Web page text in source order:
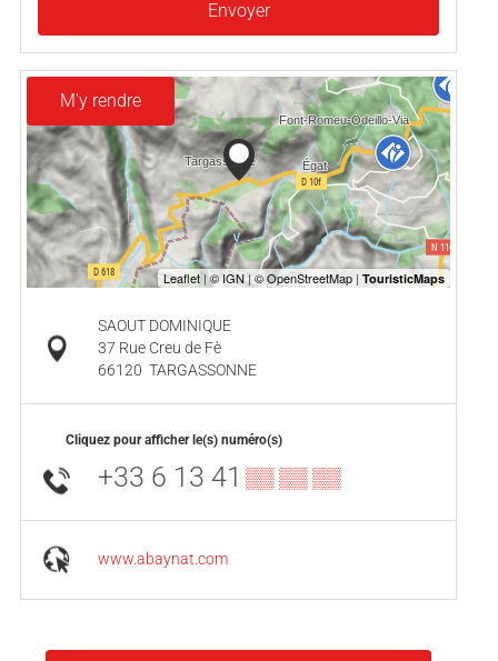
Envoyer
M'y rendre
SAOUT DOMINIQUE
37 Rue Creu de Fè
66120 TARGASSONNE
Cliquez pour afficher le(s) numéro(s)
+33 6 13 41 ▒▒ ▒▒ ▒▒
www.abaynat.com